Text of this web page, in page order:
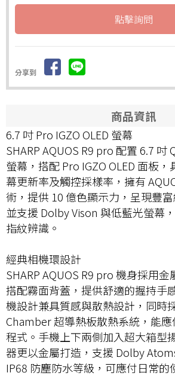
點擊詢問
分享到
商品資訊
6.7 吋 Pro IGZO OLED 螢幕
SHARP AQUOS R9 pro 配置 6.7 吋
螢幕，搭配 Pro IGZO OLED 面板
幕更新率及觸控採樣率，擁有
術，提供 10 億色顯示力，呈現豐
並支援 Dolby Vison 與低藍光螢幕
指紋辨識。
經典相機環設計
SHARP AQUOS R9 pro 機身採用
搭配霧面背蓋，提供舒適的握持手
機設計兼具質感與散熱設計，同時
Chamber 超導熱板散熱系統，能
程式。手機上下兩側加入超大箱型
器更以金屬打造，支援 Dolby
IP68 防塵防水等級，可應付日常的